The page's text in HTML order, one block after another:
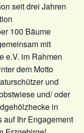
seit drei Jahren
100 Bäume
mit
e.V. im Rahmen
dem Motto
und
und/ oder
in
auf Ihr Engagement